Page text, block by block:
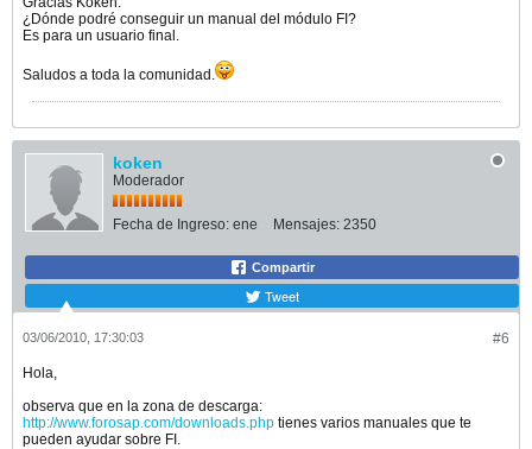
¿Dónde podré conseguir un manual del módulo FI?
Es para un usuario final.
Saludos a toda la comunidad.
koken
Moderador
Fecha de Ingreso: ene Mensajes: 2350
Compartir
Tweet
#6
03/06/2010, 17:30:03
Hola,
observa que en la zona de descarga:
http://www.forosap.com/downloads.php tienes varios manuales que te
pueden ayudar sobre FI.